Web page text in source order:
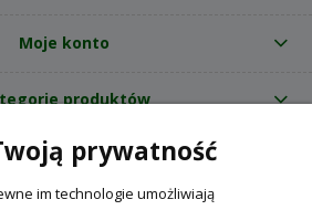
Moje konto
produktów
O nasprywatność
im technologie umożliwiają